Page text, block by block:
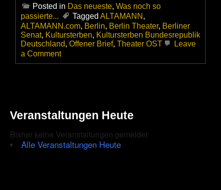
Posted in Das neueste, Was noch so
passierte...
Tagged ALTAMANN ,
ALTAMANN.com, Berlin, Berlin Theater, Berliner
Senat, Kultursterben, Kultursterben Bundesrepublik
Deutschland, Offener Brief, Theater OST
Leave
a Commenton
Offener
der
Bundesrepublik
Deutschland
und
Veranstaltungen Heute
Bisher keine Veranstaltungen gemeldet
Alle Veranstaltungen Heute